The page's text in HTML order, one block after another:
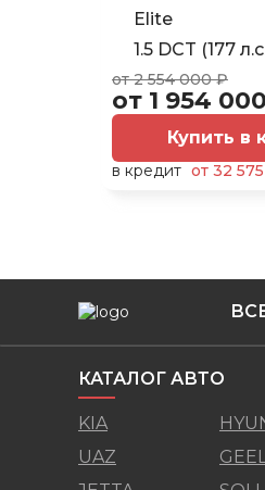
Elite
1.5 DCT (177
от 2 554 000 ₽
от 1 954
Купить в
в кредит от 32
КАТАЛОГ АВТО
KIA
UAZ